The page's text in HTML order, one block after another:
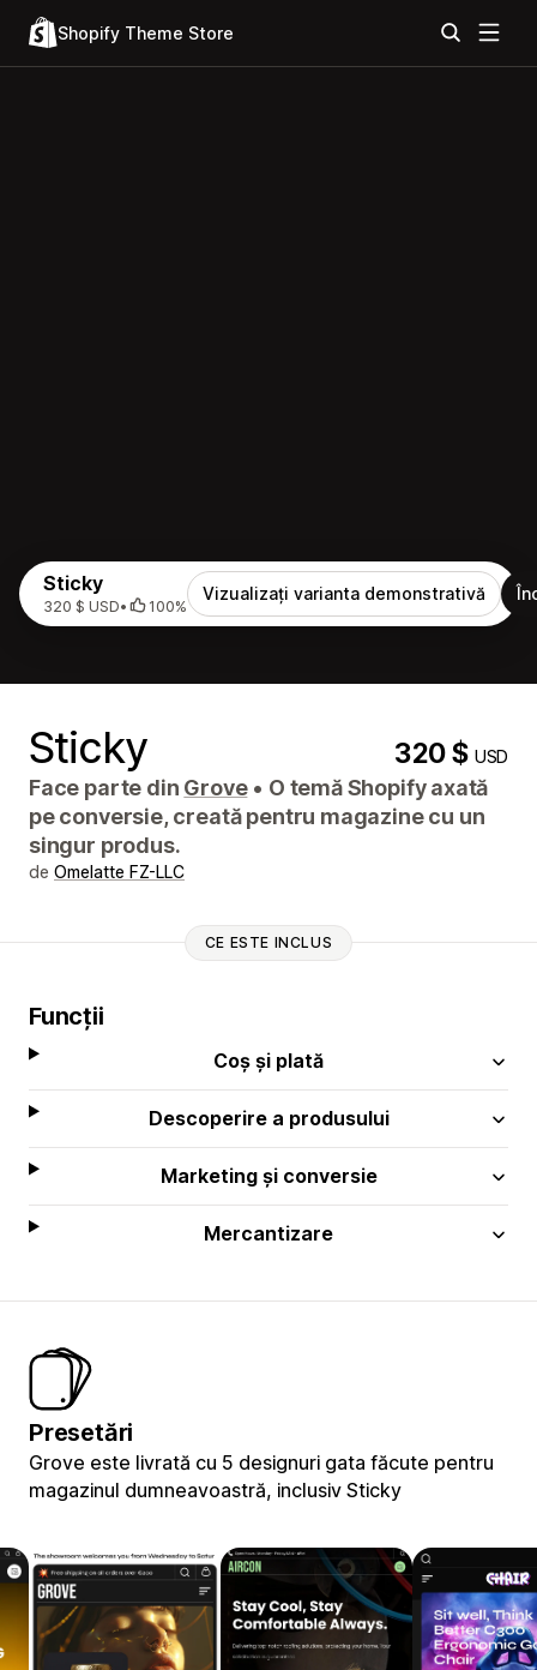
Shopify Theme Store
Sticky
320 $ USD• 100%
Vizualizați varianta demonstrativă
Sticky 320 $USD
Face parte din Grove • O temă Shopify axată
pe conversie, creată pentru magazine cu un
singur produs.
de Omelatte FZ-LLC
CE ESTE INCLUS
Funcții
Coș și plată
Descoperire a produsului
Marketing și conversie
Mercantizare
Presetări
Grove este livrată cu 5 designuri gata făcute pentru
magazinul dumneavoastră, inclusiv Sticky